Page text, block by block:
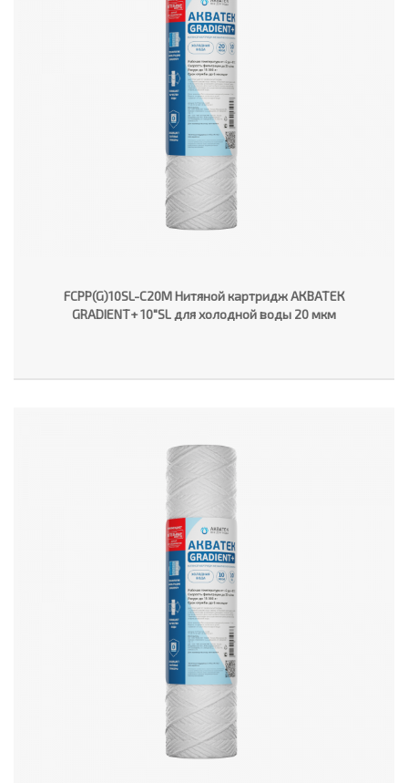
FCPP(G)10SL-C20M Нитяной картридж АКВАТЕК
GRADIENT+ 10"SL для холодной воды 20 мкм